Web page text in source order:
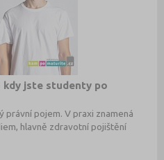
jste studenty po
pojem. V praxi znamená
hlavně zdravotní pojištění